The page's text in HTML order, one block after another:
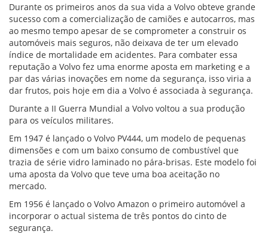
Durante os primeiros anos da sua vida a Volvo obteve grande
sucesso com a comercialização de camiões e autocarros, mas
ao mesmo tempo apesar de se comprometer a construir os
automóveis mais seguros, não deixava de ter um elevado
índice de mortalidade em acidentes. Para combater essa
reputação a Volvo fez uma enorme aposta em marketing e a
par das várias inovações em nome da segurança, isso viria a
dar frutos, pois hoje em dia a Volvo é associada à segurança.
Durante a II Guerra Mundial a Volvo voltou a sua produção
para os veículos militares.
Em 1947 é lançado o Volvo PV444, um modelo de pequenas
dimensões e com um baixo consumo de combustível que
trazia de série vidro laminado no pára-brisas. Este modelo foi
uma aposta da Volvo que teve uma boa aceitação no
mercado.
Em 1956 é lançado o Volvo Amazon o primeiro automóvel a
incorporar o actual sistema de três pontos do cinto de
segurança.